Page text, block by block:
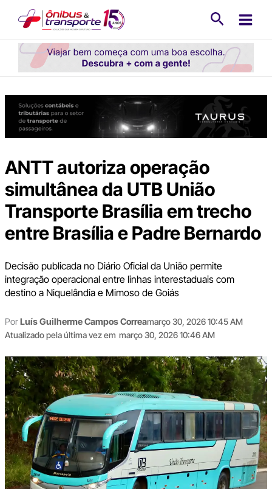
conteúdo
ANTT autoriza operação
simultânea da UTB União
Transporte Brasília em trecho
entre Brasília e Padre Bernardo
Decisão publicada no Diário Oficial da União permite
integração operacional entre linhas interestaduais com
destino a Niquelândia e Mimoso de Goiás
PorLuís Guilherme Campos Correamarço 30, 2026 10:45 AM
Atualizado pela última vez em março 30, 2026 10:46 AM